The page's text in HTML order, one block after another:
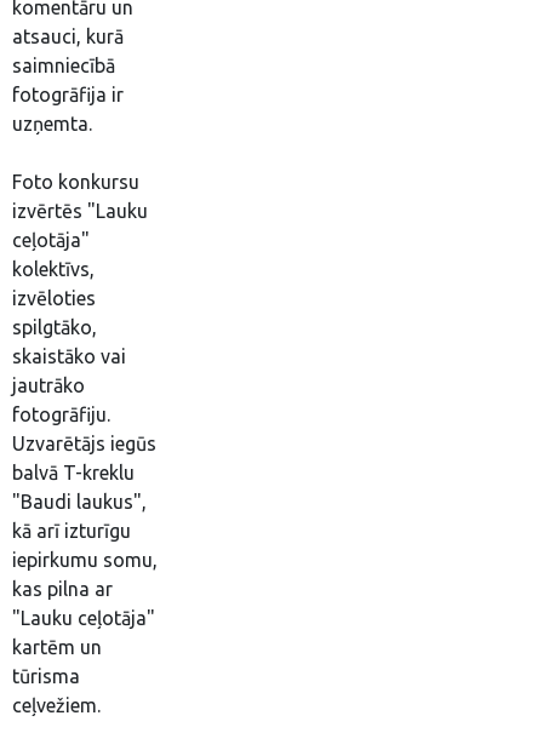
komentāru un
atsauci, kurā
saimniecībā
fotogrāfija ir
uzņemta.
Foto konkursu
izvērtēs "Lauku
ceļotāja"
kolektīvs,
izvēloties
spilgtāko,
skaistāko vai
jautrāko
fotogrāfiju.
Uzvarētājs iegūs
balvā T-kreklu
"Baudi laukus",
kā arī izturīgu
iepirkumu somu,
kas pilna ar
"Lauku ceļotāja"
kartēm un
tūrisma
ceļvežiem.